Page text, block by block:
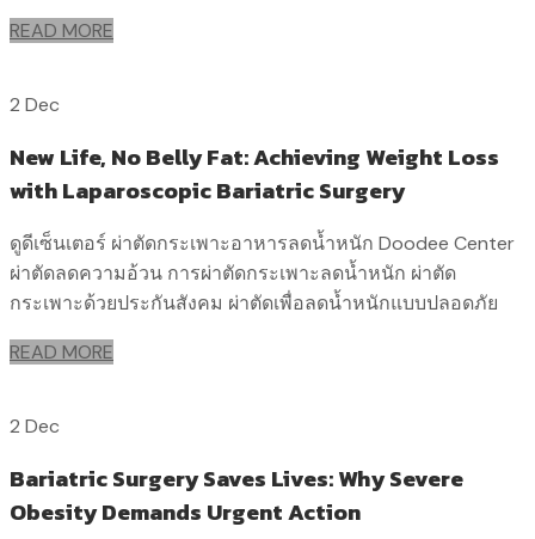
READ MORE
2 Dec
New Life, No Belly Fat: Achieving Weight Loss
with Laparoscopic Bariatric Surgery
ดูดีเซ็นเตอร์ ผ่าตัดกระเพาะอาหารลดน้ำหนัก Doodee Center
ผ่าตัดลดความอ้วน การผ่าตัดกระเพาะลดน้ำหนัก ผ่าตัด
กระเพาะด้วยประกันสังคม ผ่าตัดเพื่อลดน้ำหนักแบบปลอดภัย
READ MORE
2 Dec
Bariatric Surgery Saves Lives: Why Severe
Obesity Demands Urgent Action